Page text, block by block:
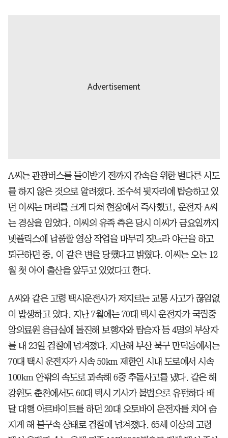
A씨는 관광버스를 들이받기 전까지 감속을 위한 별다른 시도
를 하지 않은 것으로 알려졌다. 조수석 뒷자리에 탑승하고 있
던 이씨는 머리를 크게 다쳐 현장에서 즉사했고, 운전자 A씨
는 경상을 입었다. 이씨의 유족 측은 당시 이씨가 금요일까지
넷플릭스에 납품할 영상 작업을 마무리 짓느라 야근을 하고
퇴근하던 중, 이 같은 변을 당했다고 밝혔다. 이씨는 오는 12
월 첫 아이 출산을 앞두고 있었다고 한다.
A씨와 같은 고령 택시운전사가 저지르는 교통 사고가 끊임없
이 발생하고 있다. 지난 7월에는 70대 택시 운전자가 국립중
앙의료원 응급실에 돌진해 보행자와 탑승자 등 4명의 부상자
를 내 23일 검찰에 넘겨졌다. 지난해 부산 북구 만덕동에서는
70대 택시 운전자가 시속 50km 제한인 시내 도로에서 시속
100km 안팎의 속도로 과속해 6중 추돌사고를 냈다. 같은 해
강원도 춘천에서도 60대 택시 기사가 불법으로 유턴하다 배
달 대행 아르바이트를 하던 20대 오토바이 운전자를 치어 숨
지게 해 불구속 상태로 검찰에 넘겨졌다. 65세 이상의 고령